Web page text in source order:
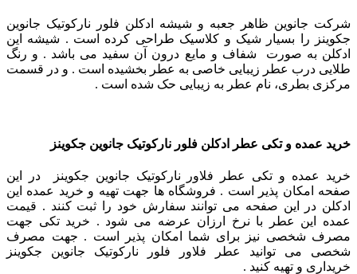
شرکت جانوین ظاهر جعبه و شیشه ادکلن فلور نارکوتیک جانوین
جکوینز را بسیار شیک و کلاسیک طراحی کرده است . شیشه این
ادکلن به صورت شفاف و مایع درون آن سفید می باشد . و رنگ
طلایی درب عطر زیبایی خاصی به عطر بخشیده است . و در قسمت
مرکزی بطری، نام عطر به زیبایی حک شده است .
خرید عمده و تکی عطر ادکلن فلور نارکوتیک جانوین جکوینز
خرید عمده و تکی عطر فلاور نارکوتیک جانوین جکوینز در این
صفحه امکان پذیر است . فروشگاه ها جهت تهیه و خرید عمده این
ادکلن در این صفحه می توانند سفارش خود را ثبت کنند . قیمت
عمده این عطر با نرخ ارزان عرضه می شود . خرید تکی جهت
مصرف شخصی نیز برای شما امکان پذیر است . جهت مصرف
شخصی می توانید عطر فلاور فلور نارکوتیک جانوین جکوینز
خریداری و تهیه کنید .